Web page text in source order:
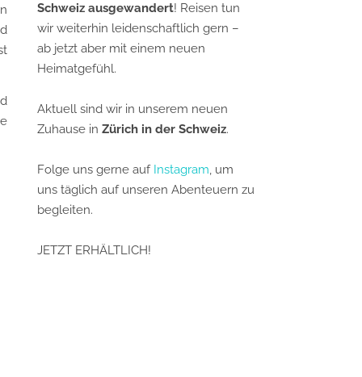
Schweiz ausgewandert! Reisen tun
wir weiterhin leidenschaftlich gern –
ab jetzt aber mit einem neuen
Heimatgefühl.
Aktuell sind wir in unserem neuen
Zuhause in Zürich in der Schweiz.
Folge uns gerne auf Instagram, um
uns täglich auf unseren Abenteuern zu
begleiten.
JETZT ERHÄLTLICH!